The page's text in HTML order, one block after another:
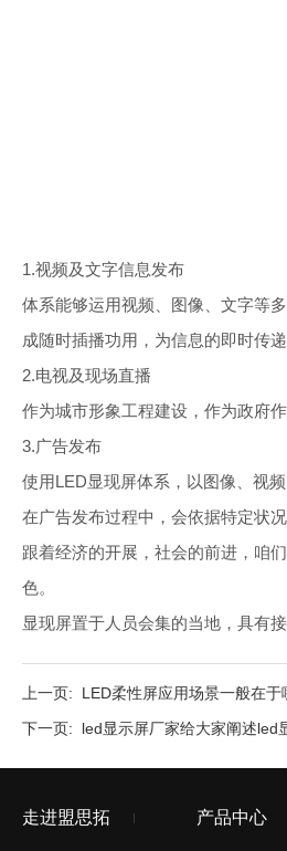
1.视频及文字信息发布
体系能够运用视频、图像、文字等
成随时插播功用，为信息的即时传递
2.电视及现场直播
作为城市形象工程建设，作为政府
3.广告发布
使用LED显现屏体系，以图像、视
在广告发布过程中，会依据特定状
跟着经济的开展，社会的前进，咱
色。
显现屏置于人员会集的当地，具有
上一页: LED柔性屏应用场景一般在于
下一页: led显示屏厂家给大家阐述led
走进盟思拓 产品中心